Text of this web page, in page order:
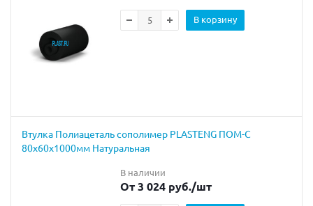
В корзину
Втулка Полиацеталь сополимер PLASTENG ПОМ-С
80х60х1000мм Натуральная
В наличии
От 3 024 руб./шт